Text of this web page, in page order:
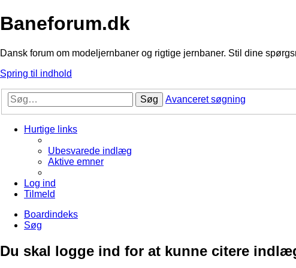
Baneforum.dk
Dansk forum om modeljernbaner og rigtige jernbaner. Stil dine
Spring til indhold
Søg Avanceret søgning
Hurtige links
Ubesvarede indlæg
Aktive emner
Log ind
Tilmeld
Boardindeks
Søg
Du skal logge ind for at kunne citere